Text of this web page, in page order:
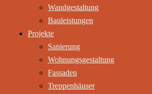
Wandgestaltung
Bauleistungen
Projekte
Sanierung
Wohnungsgestaltung
Fassaden
Treppenhäuser